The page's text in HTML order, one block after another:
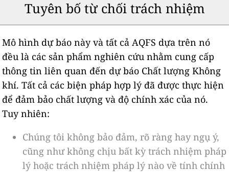
Tuyên bố từ chối trách nhiệm
Mô hình dự báo này và tất cả AQFS dựa trên nó
đều là các sản phẩm nghiên cứu nhằm cung cấp
thông tin liên quan đến dự báo Chất lượng Không
khí. Tất cả các biện pháp hợp lý đã được thực hiện
để đảm bảo chất lượng và độ chính xác của nó.
Tuy nhiên:
Chúng tôi không bảo đảm, rõ ràng hay ngụ ý,
cũng như không chịu bất kỳ trách nhiệm pháp
lý hoặc trách nhiệm pháp lý nào về tính chính